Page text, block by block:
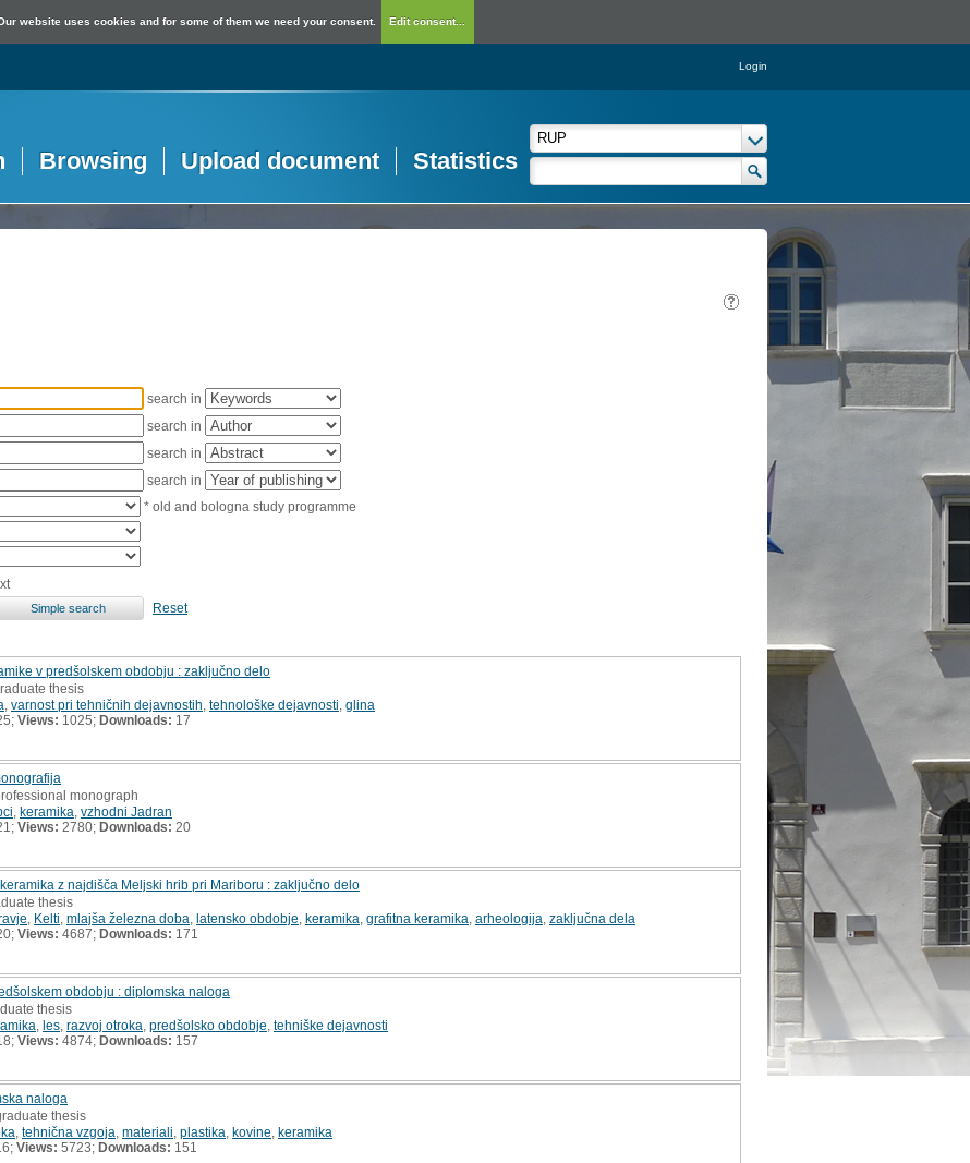
website uses cookies and for some of them we need your consent. Edit consent...
Login
Browsing Upload document Statistics
search in
search in
search in
search in
* old and bologna study programme
Reset
v predšolskem obdobju : zaključno delo
thesis
varnost pri tehničnih dejavnostih tehnološke dejavnosti glina
Views: 1025; Downloads: 17
monograph
keramika vzhodni Jadran
Views: 2780; Downloads: 20
z najdišča Meljski hrib pri Mariboru : zaključno delo
thesis
Kelti mlajša železna doba latensko obdobje keramika grafitna keramika arheologija zaključna dela
Views: 4687; Downloads: 171
obdobju : diplomska naloga
thesis
les razvoj otroka predšolsko obdobje tehniške dejavnosti
Views: 4874; Downloads: 157
naloga
thesis
tehnična vzgoja materiali plastika kovine keramika
Views: 5723; Downloads: 151